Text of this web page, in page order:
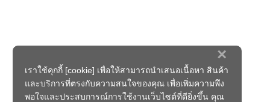
×
เราใช้คุกกี้ [cookie] เพื่อให้สามารถนำเสนอเนื้อหา สินค้า
และบริการที่ตรงกับความสนใจของคุณ เพื่อเพิ่มความพึง
พอใจและประสบการณ์การใช้งานเว็บไซต์ที่ดียิ่งขึ้น คุณ